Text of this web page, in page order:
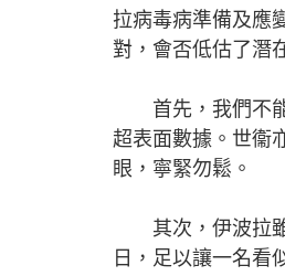
拉病毒病準備及應
對，會否低估了潛
首先，我們不能
超表面數據。世衞
眼，寧緊勿鬆。
其次，伊波拉雖
日，足以讓一名看